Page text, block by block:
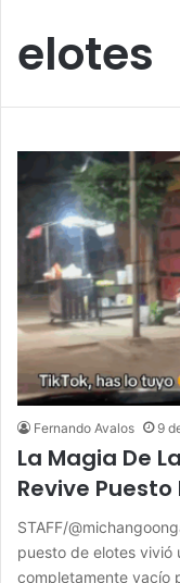
elotes
Fernando Avalos 9
La Magia De
Revive
STAFF/
puesto de elotes vivió
completamente vacío